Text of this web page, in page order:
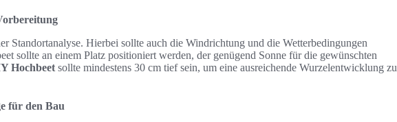
Standortanalyse. Hierbei sollte auch die Windrichtung und die Wetterbedingungen
sollte an einem Platz positioniert werden, der genügend Sonne für die gewünschten
Hochbeet sollte mindestens 30 cm tief sein, um eine ausreichende Wurzelentwicklung zu
für den Bau